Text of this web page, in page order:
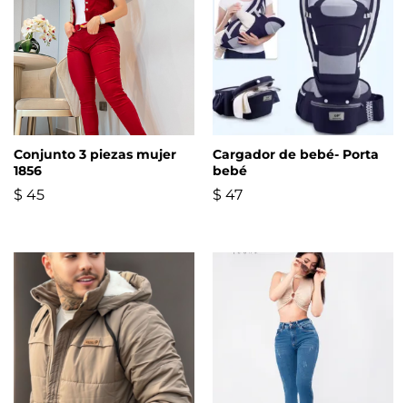
Conjunto 3 piezas mujer
1856
$ 45
Cargador de bebé- Porta
bebé
$ 47